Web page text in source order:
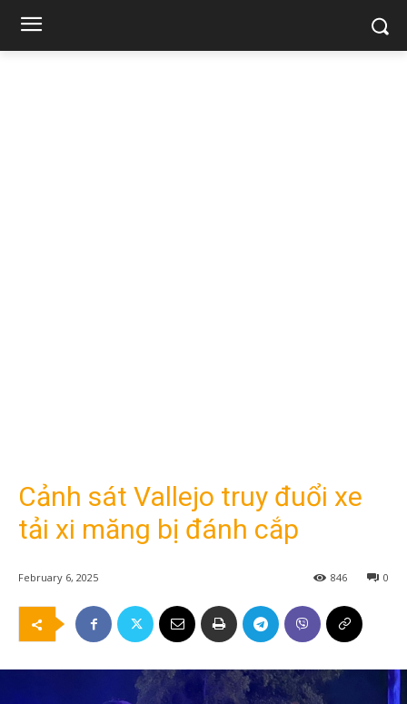
Cảnh sát Vallejo truy đuổi xe
tải xi măng bị đánh cắp
February 6, 2025 0
846